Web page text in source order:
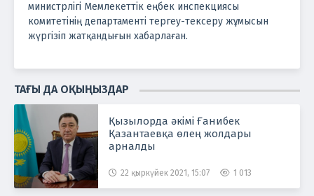
министрлігі Мемлекеттік еңбек инспекциясы
комитетінің департаменті тергеу-тексеру жұмысын
жүргізіп жатқандығын хабарлаған.
ТАҒЫ ДА ОҚЫҢЫЗДАР
Қызылорда әкімі Ғанибек
Қазантаевқа өлең жолдары
арналды
22 қыркүйек 2021, 15:07 1 013